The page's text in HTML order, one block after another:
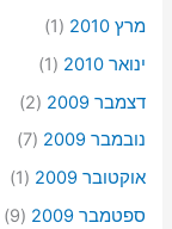
מרץ 2010
(1)
ינואר 2010
(1)
דצמבר 2009
(2)
נובמבר 2009
(7)
אוקטובר 2009
(1)
ספטמבר 2009
(9)